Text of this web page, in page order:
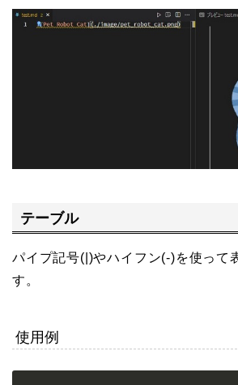
テーブル
パイプ記号(|)やハイフン(-)を使って
す。
使用例